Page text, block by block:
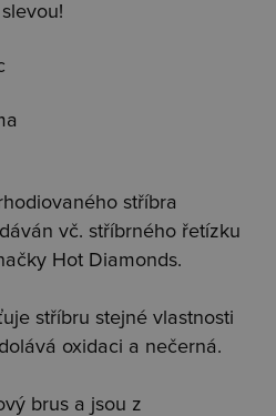
stříbra
vč. stříbrného řetízku
Hot Diamonds.
stříbru stejné vlastnosti
oxidaci a nečerná.
brus a jsou z